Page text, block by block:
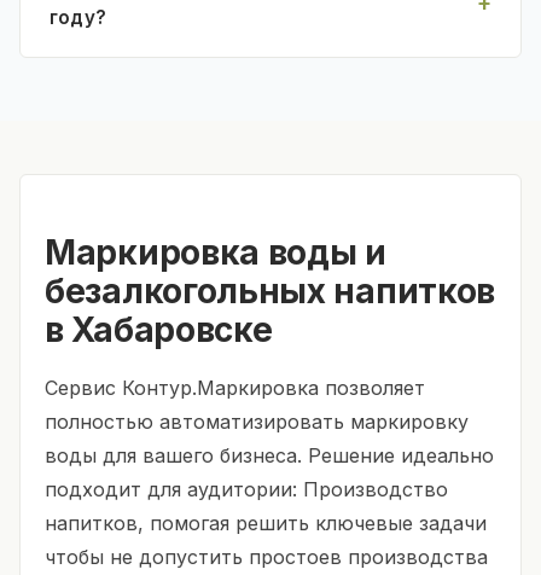
году?
Маркировка воды и
безалкогольных напитков
в Хабаровске
Сервис Контур.Маркировка позволяет
полностью автоматизировать маркировку
воды для вашего бизнеса. Решение идеально
подходит для аудитории: Производство
напитков, помогая решить ключевые задачи
чтобы не допустить простоев производства